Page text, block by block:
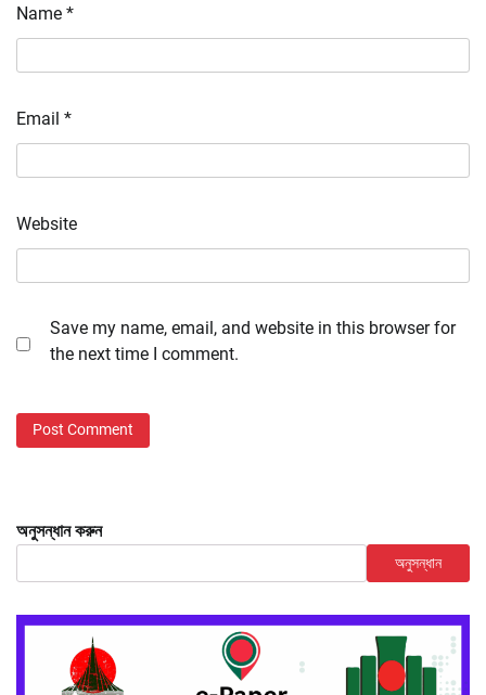
Name *
Email *
Website
Save my name, email, and website in this browser for
the next time I comment.
অনুসন্ধান করুন
অনুসন্ধান